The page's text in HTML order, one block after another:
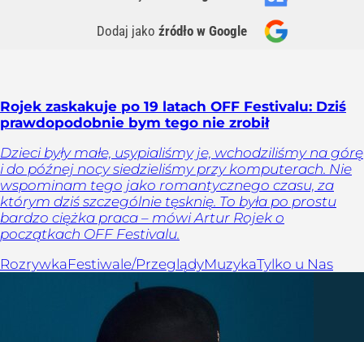
Dodaj jako źródło w Google
Rojek zaskakuje po 19 latach OFF Festivalu: Dziś
prawdopodobnie bym tego nie zrobił
Dzieci były małe, usypialiśmy je, wchodziliśmy na górę
i do późnej nocy siedzieliśmy przy komputerach. Nie
wspominam tego jako romantycznego czasu, za
którym dziś szczególnie tęsknię. To była po prostu
bardzo ciężka praca – mówi Artur Rojek o
początkach OFF Festivalu.
RozrywkaFestiwale/PrzeglądyMuzykaTylko u Nas